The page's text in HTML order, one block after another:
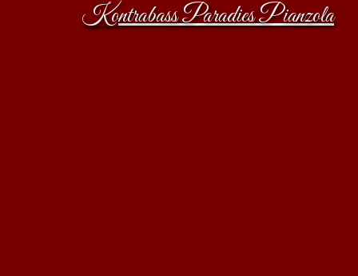
Kontrabass Paradies Pianzola